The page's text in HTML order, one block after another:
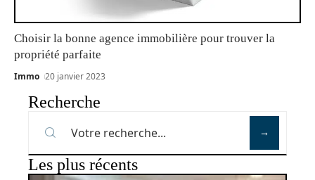
Choisir la bonne agence immobilière pour trouver la
propriété parfaite
Immo 20 janvier 2023
Recherche
Les plus récents